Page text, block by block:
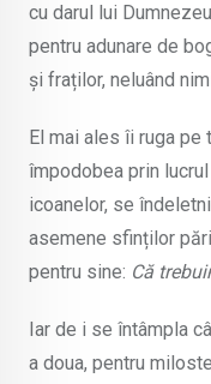
cu darul lui
pentru adunare de
și fraților, neluând
El mai ales îi ruga pe
împodobea prin
icoanelor, se
asemene sfinților
pentru sine: Că
Iar de i se întâmpla
a doua, pentru